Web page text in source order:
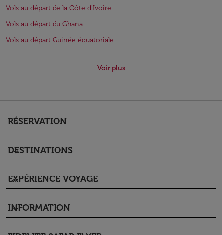
Vols au départ de la Côte d'Ivoire
Vols au départ du Ghana
Vols au départ Guinée équatoriale
Voir plus
RÉSERVATION
keyboard_arrow_down
DESTINATIONS
keyboard_arrow_down
EXPÉRIENCE VOYAGE
keyboard_arrow_down
INFORMATION
keyboard_arrow_down